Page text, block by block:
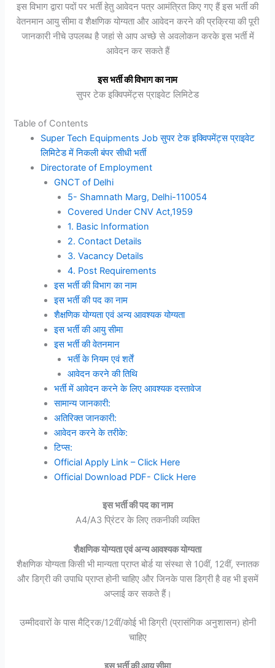
इस विभाग द्वारा पदों पर भर्ती हेतु आवेदन पत्र आमंत्रित किए गए हैं इस भर्ती की
वेतनमान आयु सीमा व शैक्षणिक योग्यता और आवेदन करने की प्रक्रिया की पूरी
जानकारी नीचे उपलब्ध है जहां से आप अच्छे से अवलोकन करके इस भर्ती में
आवेदन कर सकते हैं
इस भर्ती की विभाग का नाम
सुपर टेक इक्विपमेंट्स प्राइवेट लिमिटेड
Table of Contents
Super Tech Equipments Job सुपर टेक इक्विपमेंट्स प्राइवेट
लिमिटेड में निकली बंपर सीधी भर्ती
Directorate of Employment
GNCT of Delhi
5- Shamnath Marg, Delhi-110054
Covered Under CNV Act,1959
1. Basic Information
2. Contact Details
3. Vacancy Details
4. Post Requirements
इस भर्ती की विभाग का नाम
इस भर्ती की पद का नाम
शैक्षणिक योग्यता एवं अन्य आवश्यक योग्यता
इस भर्ती की आयु सीमा
इस भर्ती की वेतनमान
भर्ती के नियम एवं शर्तें
आवेदन करने की तिथि
भर्ती में आवेदन करने के लिए आवश्यक दस्तावेज
सामान्य जानकारी:
अतिरिक्त जानकारी:
आवेदन करने के तरीके:
टिप्स:
Official Apply Link – Click Here
Official Download PDF- Click Here
इस भर्ती की पद का नाम
A4/A3 प्रिंटर के लिए तकनीकी व्यक्ति
शैक्षणिक योग्यता एवं अन्य आवश्यक योग्यता
शैक्षणिक योग्यता किसी भी मान्यता प्राप्त बोर्ड या संस्था से 10वीं, 12वीं, स्नातक
और डिग्री की उपाधि प्राप्त होनी चाहिए और जिनके पास डिग्री है वह भी इसमें
अप्लाई कर सकते हैं।
उम्मीदवारों के पास मैट्रिक/12वीं/कोई भी डिग्री (प्रासंगिक अनुशासन) होनी
चाहिए